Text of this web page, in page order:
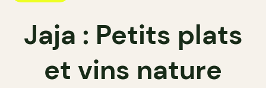
Jaja : Petits plats
et vins nature